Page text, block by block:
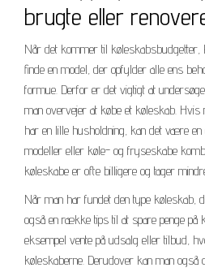
brugte eller
Når det kommer til
finde en model, der opfylder alle ens
formue. Derfor er det vigtigt at
man overvejer at købe et køleskab.
har en lille husholdning, kan det være
modeller eller køle- og fryseskabe
køleskabe er ofte billigere og tager
Når man har fundet den type køleskab,
også en række tips til at spare penge på
eksempel vente på udsalg eller tilbud,
køleskaberne. Derudover kan man også